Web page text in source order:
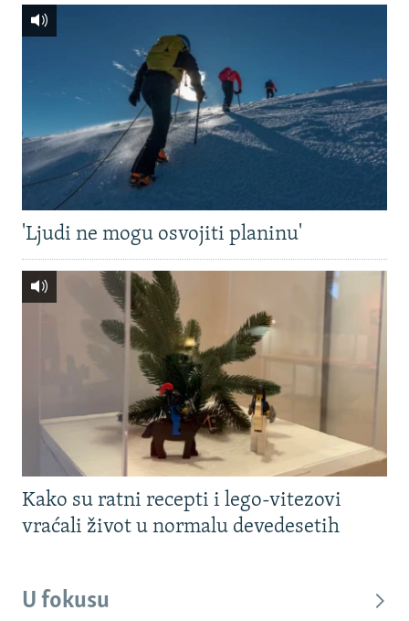
'Ljudi ne mogu osvojiti planinu'
Kako su ratni recepti i lego-vitezovi
vraćali život u normalu devedesetih
U fokusu